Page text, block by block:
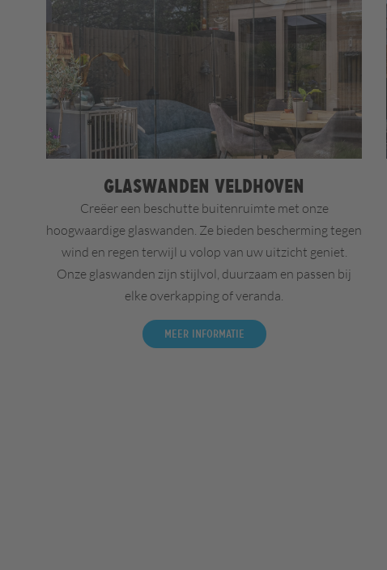
Glaswanden Veldhoven
Creëer een beschutte buitenruimte met onze
hoogwaardige glaswanden. Ze bieden bescherming tegen
wind en regen terwijl u volop van uw uitzicht geniet.
Onze glaswanden zijn stijlvol, duurzaam en passen bij
elke overkapping of veranda.
Meer informatie